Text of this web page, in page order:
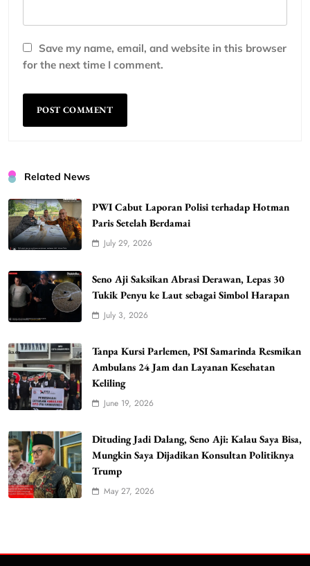
Save my name, email, and website in this browser
for the next time I comment.
Related News
PWI Cabut Laporan Polisi terhadap Hotman
Paris Setelah Berdamai
July 29, 2026
Seno Aji Saksikan Abrasi Derawan, Lepas 30
Tukik Penyu ke Laut sebagai Simbol Harapan
July 3, 2026
Tanpa Kursi Parlemen, PSI Samarinda Resmikan
Ambulans 24 Jam dan Layanan Kesehatan
Keliling
June 19, 2026
Dituding Jadi Dalang, Seno Aji: Kalau Saya Bisa,
Mungkin Saya Dijadikan Konsultan Politiknya
Trump
May 27, 2026